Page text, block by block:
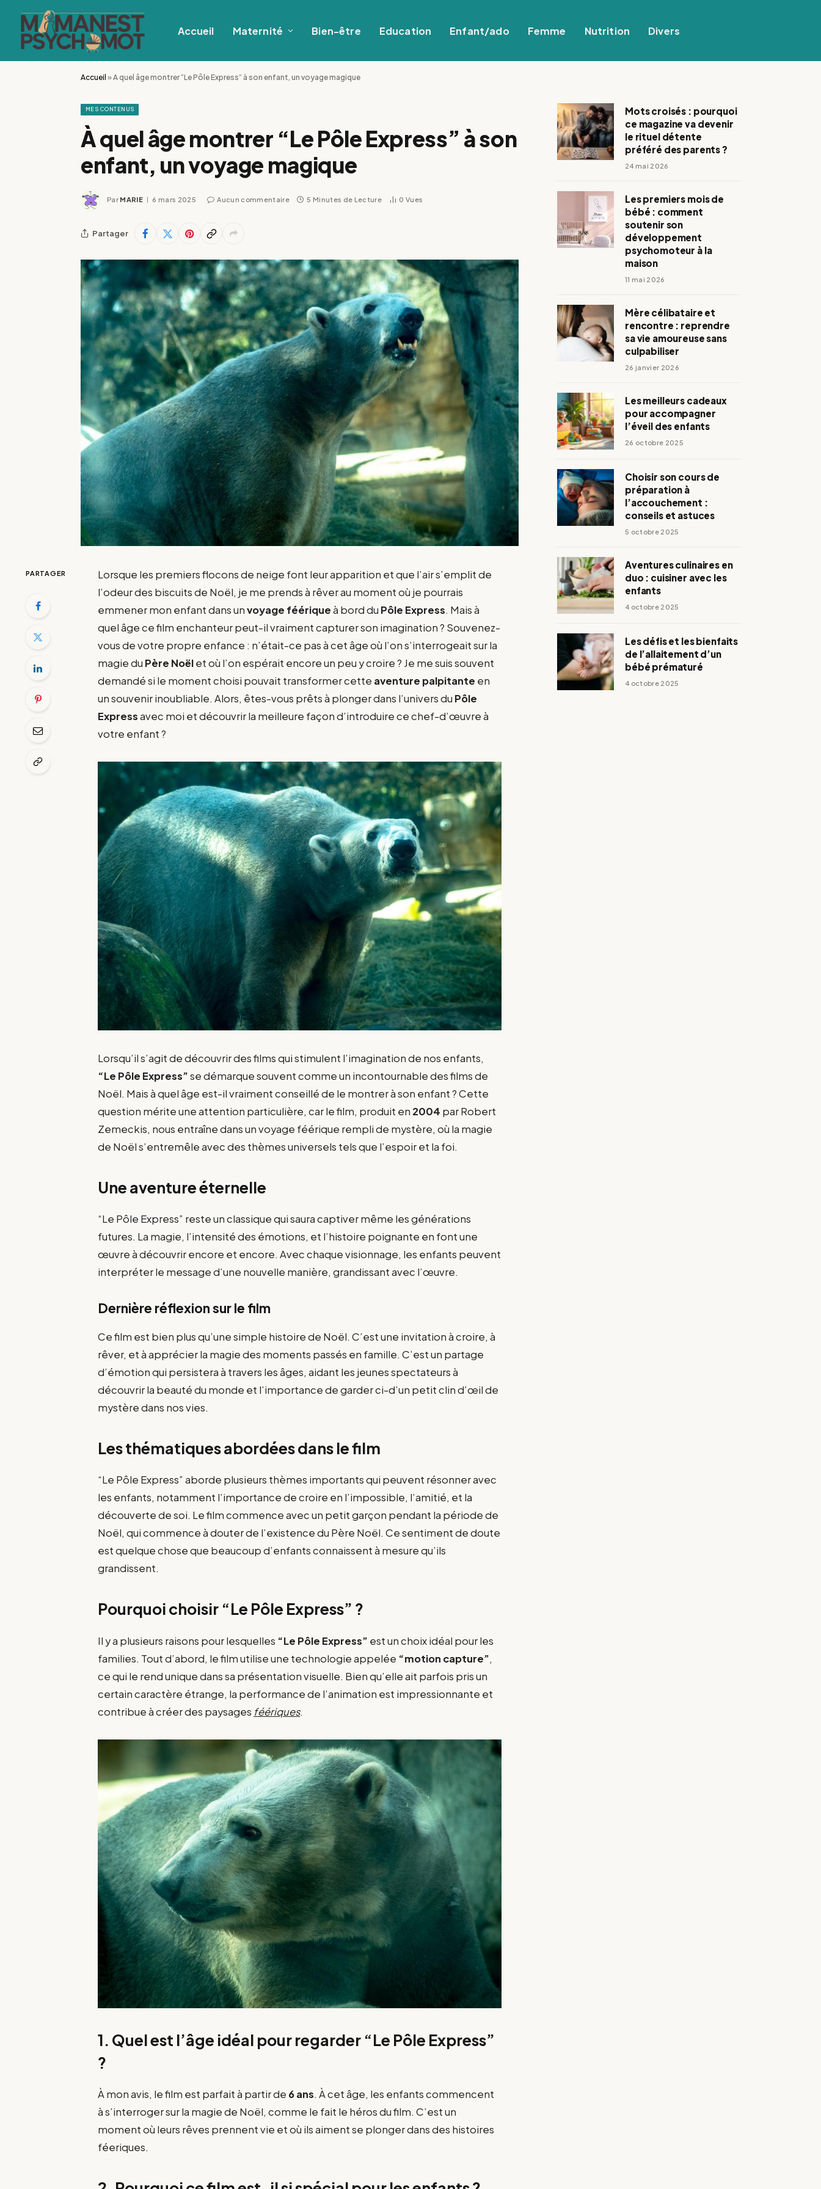
Accueil Maternité Bien-être Education Enfant/ado Femme Nutrition Divers
Accueil »À quel âge montrer “Le Pôle Express” à son enfant, un voyage magique
MES CONTENUS
À quel âge montrer “Le Pôle Express” à son
enfant, un voyage magique
Par MARIE 6 mars 2025 Aucun commentaire 5 Minutes de Lecture 0 Vues
Partager
PARTAGER
Lorsque les premiers flocons de neige font leur apparition et que l’air s’emplit de
l’odeur des biscuits de Noël, je me prends à rêver au moment où je pourrais
emmener mon enfant dans unvoyage féériqueà bord du Pôle Express. Mais à
quel âge ce film enchanteur peut-il vraiment capturer son imagination ? Souvenez-
vous de votre propre enfance : n’était-ce pas à cet âge où l’on s’interrogeait sur la
magie du Père Noëlet où l’on espérait encore un peu y croire ? Je me suis souvent
demandé si le moment choisi pouvait transformer cette aventure palpitante en
un souvenir inoubliable. Alors, êtes-vous prêts à plonger dans l’univers du Pôle
Expressavec moi et découvrir la meilleure façon d’introduire ce chef-d’œuvre à
votre enfant ?
Lorsqu’il s’agit de découvrir des films qui stimulent l’imagination de nos enfants,
“Le Pôle Express”se démarque souvent comme un incontournable des films de
Noël. Mais à quel âge est-il vraiment conseillé de le montrer à son enfant ? Cette
question mérite une attention particulière, car le film, produit en 2004 par Robert
Zemeckis, nous entraîne dans un voyage féérique rempli de mystère, où la magie
de Noël s’entremêle avec des thèmes universels tels que l’espoir et la foi.
Une aventure éternelle
“Le Pôle Express” reste un classique qui saura captiver même les générations
futures. La magie, l’intensité des émotions, et l’histoire poignante en font une
œuvre à découvrir encore et encore. Avec chaque visionnage, les enfants peuvent
interpréter le message d’une nouvelle manière, grandissant avec l’œuvre.
Dernière réflexion sur le film
Ce film est bien plus qu’une simple histoire de Noël. C’est une invitation à croire, à
rêver, et à apprécier la magie des moments passés en famille. C’est un partage
d’émotion qui persistera à travers les âges, aidant les jeunes spectateurs à
découvrir la beauté du monde et l’importance de garder ci-d’un petit clin d’œil de
mystère dans nos vies.
Les thématiques abordées dans le film
“Le Pôle Express” aborde plusieurs thèmes importants qui peuvent résonner avec
les enfants, notamment l’importance de croire en l’impossible, l’amitié, et la
découverte de soi. Le film commence avec un petit garçon pendant la période de
Noël, qui commence à douter de l’existence du Père Noël. Ce sentiment de doute
est quelque chose que beaucoup d’enfants connaissent à mesure qu’ils
grandissent.
Pourquoi choisir “Le Pôle Express” ?
Il y a plusieurs raisons pour lesquelles “Le Pôle Express” est un choix idéal pour les
families. Tout d’abord, le film utilise une technologie appelée “motion capture”,
ce qui le rend unique dans sa présentation visuelle. Bien qu’elle ait parfois pris un
certain caractère étrange, la performance de l’animation est impressionnante et
contribue à créer des paysages féériques.
1. Quel est l’âge idéal pour regarder “Le Pôle Express”
?
À mon avis, le film est parfait à partir de 6 ans. À cet âge, les enfants commencent
à s’interroger sur la magie de Noël, comme le fait le héros du film. C’est un
moment où leurs rêves prennent vie et où ils aiment se plonger dans des histoires
féeriques.
Mots croisés : pourquoi
ce magazine va devenir
le rituel détente
préféré des parents ?
24 mai 2026
Les premiers mois de
bébé : comment
soutenir son
développement
psychomoteur à la
maison
11 mai 2026
Mère célibataire et
rencontre : reprendre
sa vie amoureuse sans
culpabiliser
26 janvier 2026
Les meilleurs cadeaux
pour accompagner
l’éveil des enfants
26 octobre 2025
Choisir son cours de
préparation à
l’accouchement :
conseils et astuces
5 octobre 2025
Aventures culinaires en
duo : cuisiner avec les
enfants
4 octobre 2025
Les défis et les bienfaits
de l’allaitement d’un
bébé prématuré
4 octobre 2025